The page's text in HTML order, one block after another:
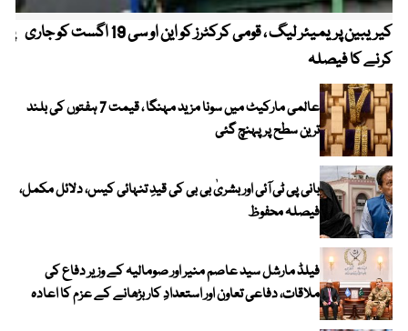
کیریبین پریمیئر لیگ ، قومی کرکٹرز کو این او سی 19 اگست کو جاری
کرنے کا فیصلہ
عالمی مارکیٹ میں سونا مزید مہنگا ، قیمت 7 ہفتوں کی بلند
ترین سطح پر پہنچ گئی
بانی پی ٹی آئی اور بشریٰ بی بی کی قیدِ تنہائی کیس، دلائل مکمل،
فیصلہ محفوظ
فیلڈ مارشل سید عاصم منیر اور صومالیہ کے وزیر دفاع کی
ملاقات، دفاعی تعاون اور استعدادِ کار بڑھانے کے عزم کا اعادہ